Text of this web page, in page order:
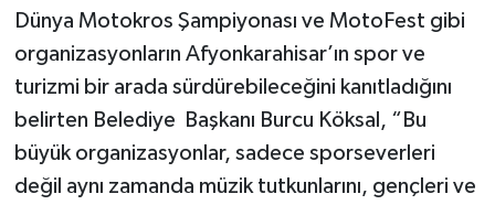
Dünya Motokros Şampiyonası ve MotoFest gibi
organizasyonların Afyonkarahisar’ın spor ve
turizmi bir arada sürdürebileceğini kanıtladığını
belirten Belediye Başkanı Burcu Köksal, “Bu
büyük organizasyonlar, sadece sporseverleri
değil aynı zamanda müzik tutkunlarını, gençleri ve